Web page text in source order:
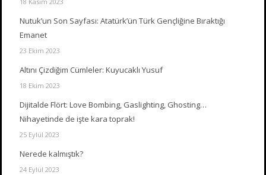
Nutuk’un Son Sayfası: Atatürk’ün Türk Gençliğine Bıraktığı
Emanet
23 Ekim 2023
Altını Çizdiğim Cümleler: Kuyucaklı Yusuf
18 Ekim 2023
Dijitalde Flört: Love Bombing, Gaslighting, Ghosting…
Nihayetinde de işte kara toprak!
25 Eylül 2023
Nerede kalmıştık?
24 Eylül 2023